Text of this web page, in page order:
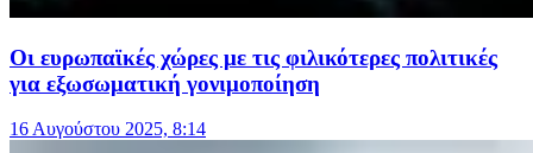
Οι ευρωπαϊκές χώρες με τις φιλικότερες πολιτικές
για εξωσωματική γονιμοποίηση
16 Αυγούστου 2025, 8:14